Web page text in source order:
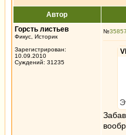
Автор
Горсть листьев
Фикус, Историк
Зарегистрирован:
10.09.2010
Суждений: 31235
№